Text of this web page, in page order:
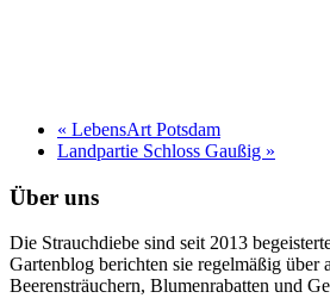
« LebensArt Potsdam
Landpartie Schloss Gaußig »
Über uns
Die Strauchdiebe sind seit 2013
Gartenblog berichten sie regelmäßig über
Beerensträuchern, Blumenrabatten und